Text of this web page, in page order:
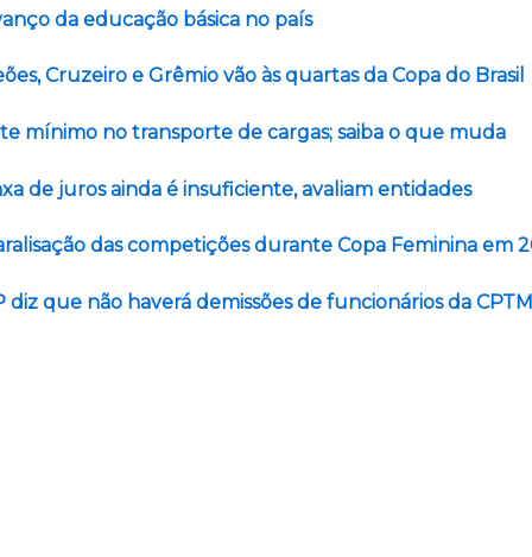
da educação básica no país
Cruzeiro e Grêmio vão às quartas da Copa do Brasil
mínimo no transporte de cargas; saiba o que muda
de juros ainda é insuficiente, avaliam entidades
das competições durante Copa Feminina em
diz que não haverá demissões de funcionários da CPTM